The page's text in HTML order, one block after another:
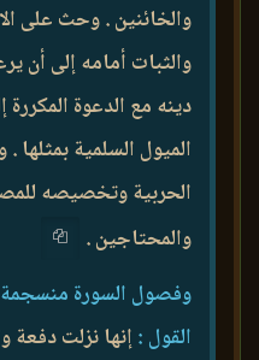
والخائنين . وحث على
والثبات أمامه إلى أن
دينه مع الدعوة المكررة
الميول السلمية
الحربية وتخصيصه
والمحتاجين .
وفصول السورة
القول :إنها نزلت دفعة